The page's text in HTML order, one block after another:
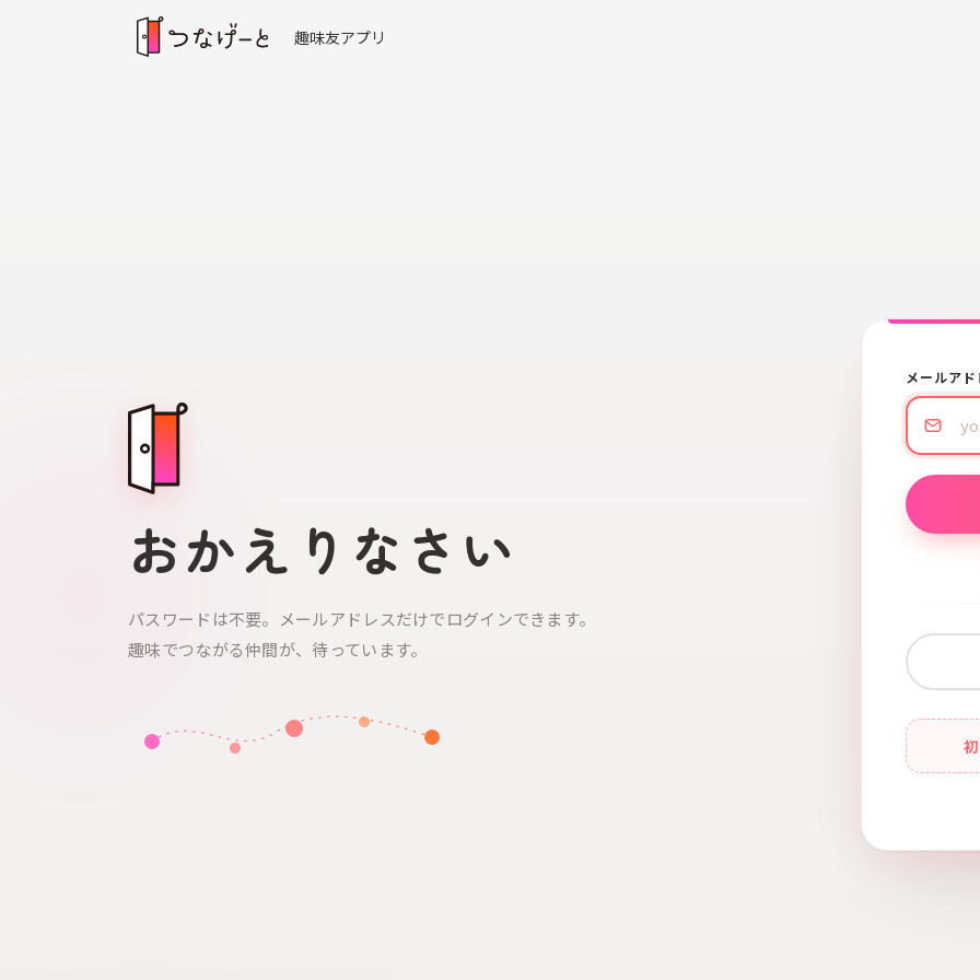
趣味友アプリ
おかえりなさい
パスワードは不要。メールアドレスだけでログインできます。
趣味でつながる仲間が、待っています。
メールア